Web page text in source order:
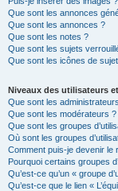
Que sont les annonces
Que sont les annonces ?
Que sont les notes ?
Que sont les sujets
Que sont les icônes de
Niveaux des utilisateurs
Que sont les
Que sont les modérateurs ?
Que sont les groupes
Où sont les groupes
Comment puis-je devenir le
Pourquoi certains groupes
Qu’est-ce qu’un « groupe
Qu’est-ce que le lien «